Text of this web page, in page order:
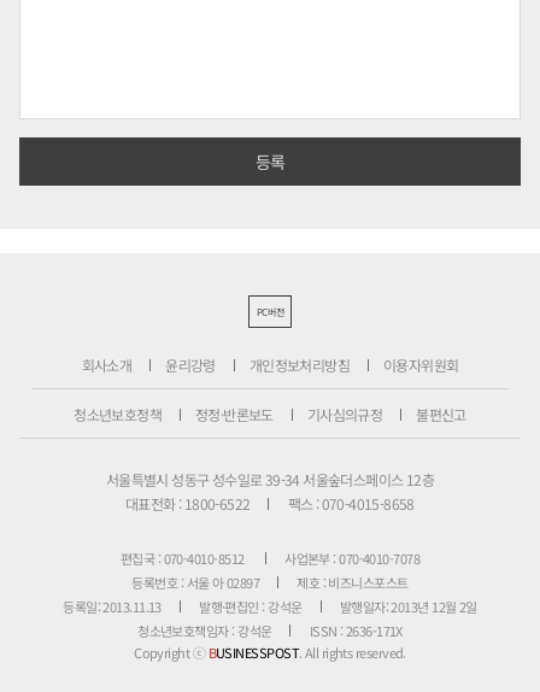
PC버전
회사소개 윤리강령 개인정보처리방침 이용자위원회
청소년보호정책 정정·반론보도 기사심의규정 불편신고
서울특별시 성동구 성수일로 39-34 서울숲더스페이스 12층
대표전화 : 1800-6522
팩스 : 070-4015-8658
편집국 : 070-4010-8512
사업본부 : 070-4010-7078
등록번호 : 서울 아 02897
제호 : 비즈니스포스트
등록일: 2013.11.13
발행·편집인 : 강석운
발행일자: 2013년 12월 2일
청소년보호책임자 : 강석운
ISSN : 2636-171X
Copyright ⓒBUSINESSPOST. All rights reserved.